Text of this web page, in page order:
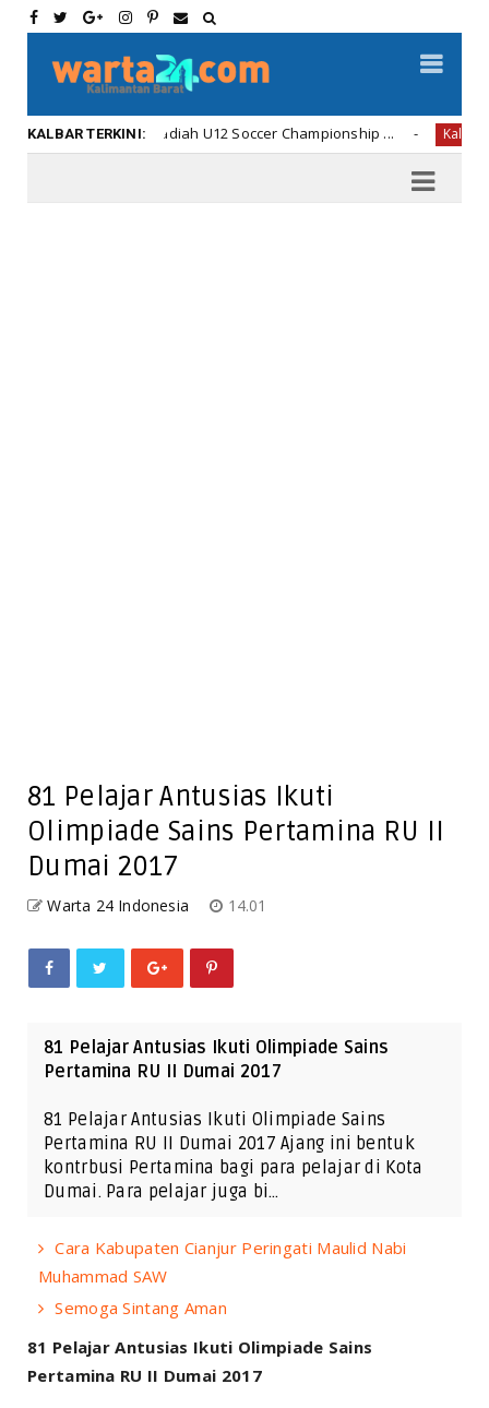
KALBAR TERKINI:Hadiah U12 Soccer Championship ... Kalbar Di
81 Pelajar Antusias Ikuti
Olimpiade Sains Pertamina RU II
Dumai 2017
Warta 24 Indonesia 14.01
81 Pelajar Antusias Ikuti Olimpiade Sains
Pertamina RU II Dumai 2017
81 Pelajar Antusias Ikuti Olimpiade Sains
Pertamina RU II Dumai 2017 Ajang ini bentuk
kontrbusi Pertamina bagi para pelajar di Kota
Dumai. Para pelajar juga bi…
Cara Kabupaten Cianjur Peringati Maulid Nabi
Muhammad SAW
Semoga Sintang Aman
81 Pelajar Antusias Ikuti Olimpiade Sains
Pertamina RU II Dumai 2017